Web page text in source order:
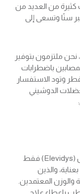
كثيرة من العديد من
سنًا وتسعى إلى
ملتزمون بتوفير
باضطرابات
وتود الاستفسار
الدوشيني
في سدرة للطب، تم إعطاء علاج إيليفيديس (Elevidys) فقط
والذين
والوزن المعتمدين.
سدرة للطب بإعطاء علاج